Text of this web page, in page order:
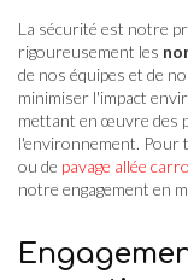
La sécurité est notre
rigoureusement les
de nos équipes et de
minimiser l'impact
mettant en œuvre des
l'environnement. Pour
ou de pavage allée
notre engagement en